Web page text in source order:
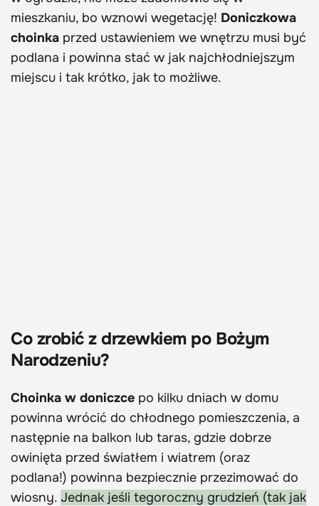
mieszkaniu, bo wznowi wegetację! Doniczkowa
choinka przed ustawieniem we wnętrzu musi być
podlana i powinna stać w jak najchłodniejszym
miejscu i tak krótko, jak to możliwe.
Co zrobić z drzewkiem po Bożym
Narodzeniu?
Choinka w doniczce po kilku dniach w domu
powinna wrócić do chłodnego pomieszczenia, a
następnie na balkon lub taras, gdzie dobrze
owinięta przed światłem i wiatrem (oraz
podlana!) powinna bezpiecznie przezimować do
wiosny. Jednak jeśli tegoroczny grudzień (tak jak